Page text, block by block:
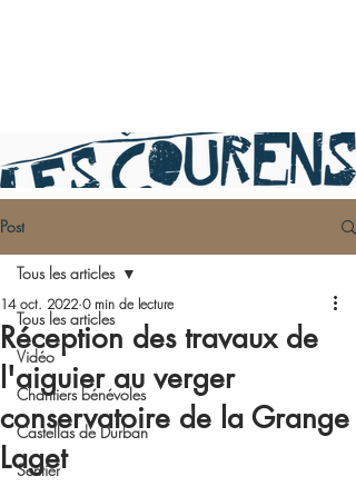
Post
Tous les articles
Vidéo
Chantiers bénévoles
Castellas de Durban
Sentier
Tous les articles
Réception des travaux de
l'aiguier au verger
conservatoire de la Grange
Laget
14 oct. 2022 0 min de lecture